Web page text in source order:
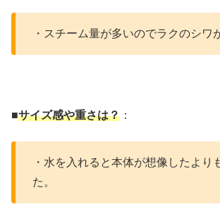
・スチーム量が多いのでラクのシワ
■サイズ感や重さは？ ：
・水を入れると本体が想像したより
た。